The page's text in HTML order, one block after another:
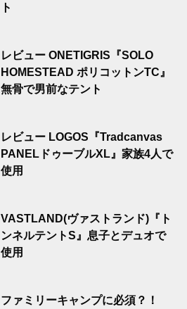
ト
レビュー ONETIGRIS『SOLO
HOMESTEAD ポリコットンTC』
無骨で男前なテント
レビュー LOGOS『Tradcanvas
PANELドゥーブルXL』家族4人で
使用
VASTLAND(ヴァストランド)『ト
ンネルテントS』息子とデュオで
使用
ファミリーキャンプに必須？！